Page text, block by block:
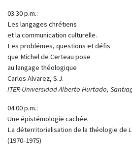
03.30 p.m.:
Les langages chrétiens
et la communication culturelle.
Les problémes, questions et défis
que Michel de Certeau pose
au langage théologique
Carlos Alvarez, S.J.
ITER-Universidad Alberto Hurtado,
04.00 p.m.:
Une épistémologie cachée.
La déterritorialisation de la théologie de
(1970-1975)